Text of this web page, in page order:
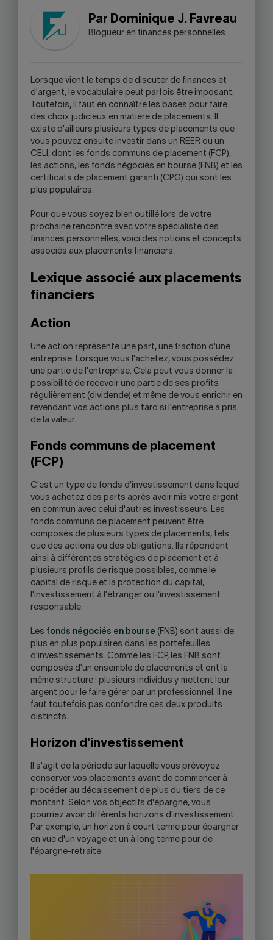
WARNING,
THIS
LINK
SKYPE
APPLICATION.
Par Dominique J. Favreau
Blogueur en finances personnelles
Lorsque vient le temps de discuter de finances et
d'argent, le vocabulaire peut parfois être imposant.
Toutefois, il faut en connaître les bases pour faire
des choix judicieux en matière de placements. Il
existe d'ailleurs plusieurs types de placements que
vous pouvez ensuite investir dans un REER ou un
CELI, dont les fonds communs de placement (FCP),
les actions, les fonds négociés en bourse (FNB) et les
certificats de placement garanti (CPG) qui sont les
plus populaires.
Pour que vous soyez bien outillé lors de votre
prochaine rencontre avec votre spécialiste des
finances personnelles, voici des notions et concepts
associés aux placements financiers.
Lexique associé aux placements
financiers
Action
Une action représente une part, une fraction d'une
entreprise. Lorsque vous l'achetez, vous possédez
une partie de l'entreprise. Cela peut vous donner la
possibilité de recevoir une partie de ses profits
régulièrement (dividende) et même de vous enrichir en
revendant vos actions plus tard si l'entreprise a pris
de la valeur.
Fonds communs de placement
(FCP)
C'est un type de fonds d'investissement dans lequel
vous achetez des parts après avoir mis votre argent
en commun avec celui d'autres investisseurs. Les
fonds communs de placement peuvent être
composés de plusieurs types de placements, tels
que des actions ou des obligations. Ils répondent
ainsi à différentes stratégies de placement et à
plusieurs profils de risque possibles, comme le
capital de risque et la protection du capital,
l'investissement à l'étranger ou l'investissement
responsable.
Les fonds négociés en bourse (FNB) sont aussi de
plus en plus populaires dans les portefeuilles
d'investissements. Comme les FCP, les FNB sont
composés d'un ensemble de placements et ont la
même structure : plusieurs individus y mettent leur
argent pour le faire gérer par un professionnel. Il ne
faut toutefois pas confondre ces deux produits
distincts.
Horizon d'investissement
Il s'agit de la période sur laquelle vous prévoyez
conserver vos placements avant de commencer à
procéder au décaissement de plus du tiers de ce
montant. Selon vos objectifs d'épargne, vous
pourriez avoir différents horizons d'investissement.
Par exemple, un horizon à court terme pour épargner
en vue d'un voyage et un à long terme pour de
l'épargne-retraite.